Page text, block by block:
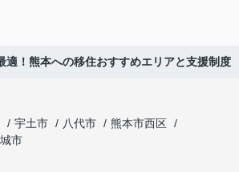
適！熊本への移住おすすめエリアと支援制度
宇土市 八代市
熊本市西区
市